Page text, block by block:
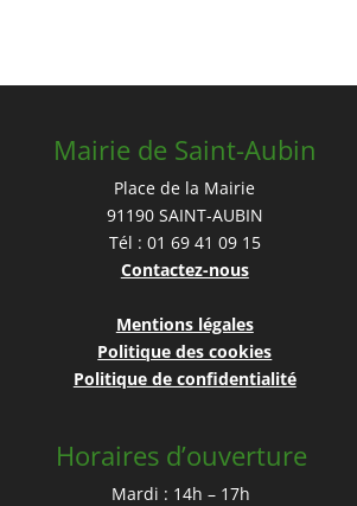
Mairie de Saint-Aubin
Place de la Mairie
91190 SAINT-AUBIN
Tél : 01 69 41 09 15
Contactez-nous
Mentions légales
Politique des cookies
Politique de confidentialité
Horaires d’ouverture
Mardi : 14h – 17h